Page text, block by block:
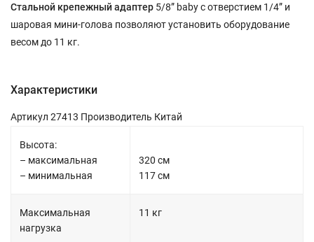
Стальной крепежный адаптер 5/8” baby с отверстием 1/4” и
шаровая мини-голова позволяют установить оборудование
весом до 11 кг.
Характеристики
Артикул 27413 Производитель Китай
Высота:
– максимальная
– минимальная
320 см
117 см
Максимальная
нагрузка
11 кг